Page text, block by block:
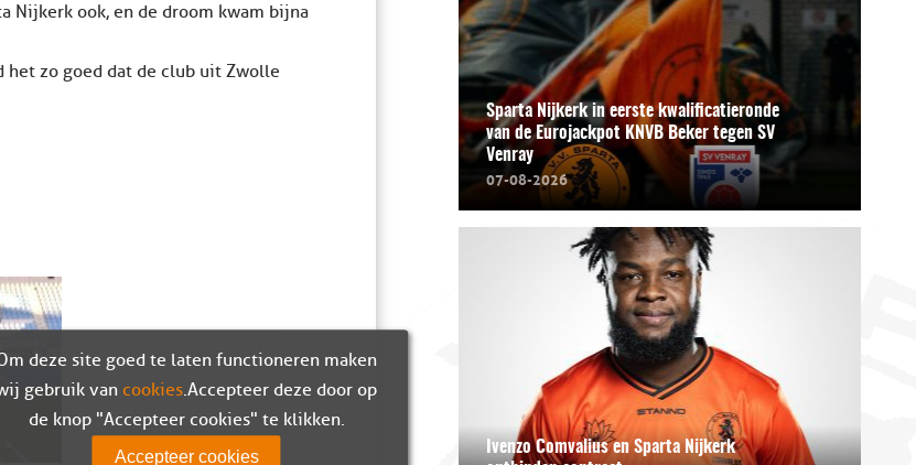
Nijkerk ook, en de droom kwam bijna
het zo goed dat de club uit Zwolle
Sparta Nijkerk in eerste kwalificatieronde
van de Eurojackpot KNVB Beker tegen SV
Venray
07-08-2026
Ivenzo Comvalius en Sparta Nijkerk
deze site goed te laten functioneren maken
gebruik van cookies. Accepteer deze door op
de knop "Accepteer cookies" te klikken.
Accepteer cookies